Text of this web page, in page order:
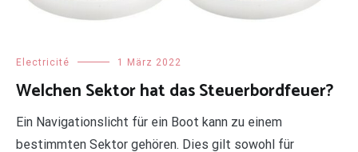
Electricité 1 März 2022
Welchen Sektor hat das Steuerbordfeuer?
Ein Navigationslicht für ein Boot kann zu einem
bestimmten Sektor gehören. Dies gilt sowohl für